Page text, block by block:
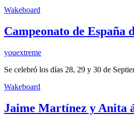
Wakeboard
Campeonato de España
youextreme
Se celebró los días 28, 29 y 30 de
Wakeboard
Jaime Martínez y Anita